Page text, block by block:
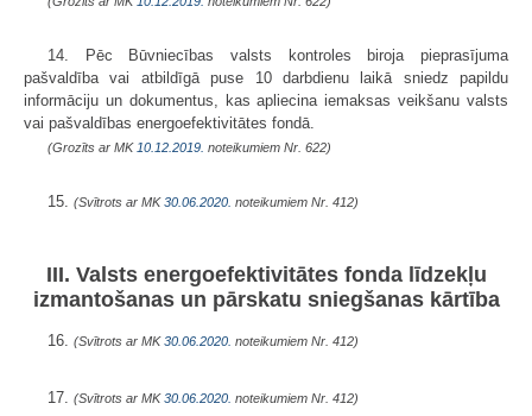
14. Pēc Būvniecības valsts kontroles biroja pieprasījuma
pašvaldība vai atbildīgā puse 10 darbdienu laikā sniedz papildu
informāciju un dokumentus, kas apliecina iemaksas veikšanu valsts
vai pašvaldības energoefektivitātes fondā.
(Grozīts ar MK 10.12.2019. noteikumiem Nr. 622)
15. (Svītrots ar MK30.06.2020. noteikumiem Nr. 412)
III. Valsts energoefektivitātes fonda līdzekļu
izmantošanas un pārskatu sniegšanas kārtība
16. (Svītrots ar MK30.06.2020. noteikumiem Nr. 412)
17. (Svītrots ar MK30.06.2020. noteikumiem Nr. 412)